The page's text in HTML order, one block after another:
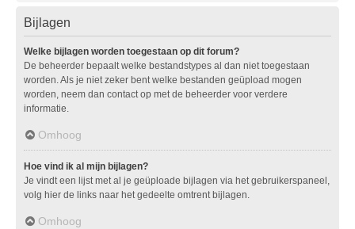
Bijlagen
Welke bijlagen worden toegestaan op dit forum?
De beheerder bepaalt welke bestandstypes al dan niet toegestaan
worden. Als je niet zeker bent welke bestanden geüpload mogen
worden, neem dan contact op met de beheerder voor verdere
informatie.
Omhoog
Hoe vind ik al mijn bijlagen?
Je vindt een lijst met al je geüploade bijlagen via het gebruikerspaneel,
volg hier de links naar het gedeelte omtrent bijlagen.
Omhoog